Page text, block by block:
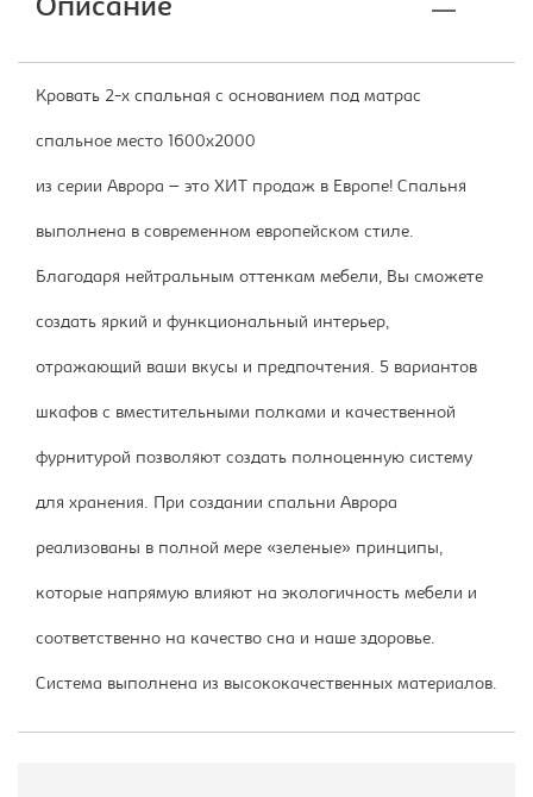
Описание
Кровать 2-х спальная с основанием под матрас
спальное место 1600х2000
из серии Аврора – это ХИТ продаж в Европе! Спальня
выполнена в современном европейском стиле.
Благодаря нейтральным оттенкам мебели, Вы сможете
создать яркий и функциональный интерьер,
отражающий ваши вкусы и предпочтения. 5 вариантов
шкафов с вместительными полками и качественной
фурнитурой позволяют создать полноценную систему
для хранения. При создании спальни Аврора
реализованы в полной мере «зеленые» принципы,
которые напрямую влияют на экологичность мебели и
соответственно на качество сна и наше здоровье.
Система выполнена из высококачественных материалов.